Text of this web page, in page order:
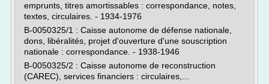
emprunts, titres amortissables : correspondance, notes,
textes, circulaires. - 1934-1976
B-0050325/1 : Caisse autonome de défense nationale,
dons, libéralités, projet d'ouverture d'une souscription
nationale : correspondance. - 1938-1946
B-0050325/2 : Caisse autonome de reconstruction
(CAREC), services financiers : circulaires,...